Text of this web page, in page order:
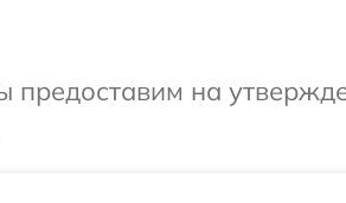
предоставим на